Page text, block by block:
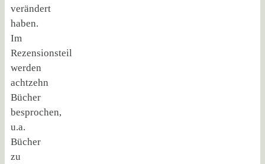
verändert
haben.
Im
Rezensionsteil
werden
achtzehn
Bücher
besprochen,
u.a.
Bücher
zu